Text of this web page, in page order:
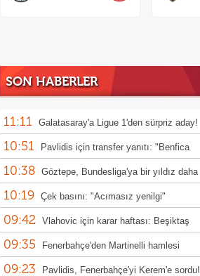
SON HABERLER
11:11 Galatasaray'a Ligue 1'den sürpriz aday!
10:51 Pavlidis için transfer yanıtı: "Benfica
adına çok önemli"
10:38 Göztepe, Bundesliga'ya bir yıldız daha
göndermeye hazırlanıyor!
10:19 Çek basını: "Acımasız yenilgi"
09:42 Vlahovic için karar haftası: Beşiktaş
kesin yanıt bekliyor
09:35 Fenerbahçe'den Martinelli hamlesi
09:23 Pavlidis, Fenerbahçe'yi Kerem'e sordu!